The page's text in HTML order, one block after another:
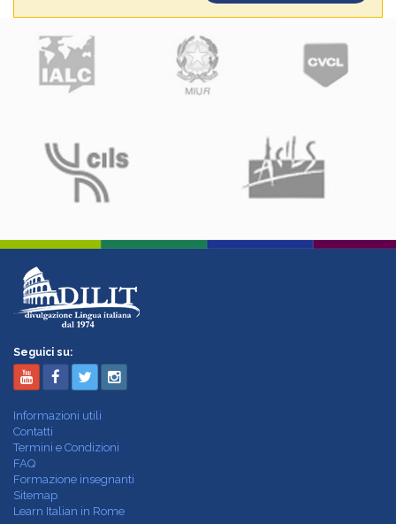
Seguici su:
Informazioni utili
Contatti
Termini e Condizioni
FAQ
Formazione insegnanti
Sitemap
Learn Italian in Rome